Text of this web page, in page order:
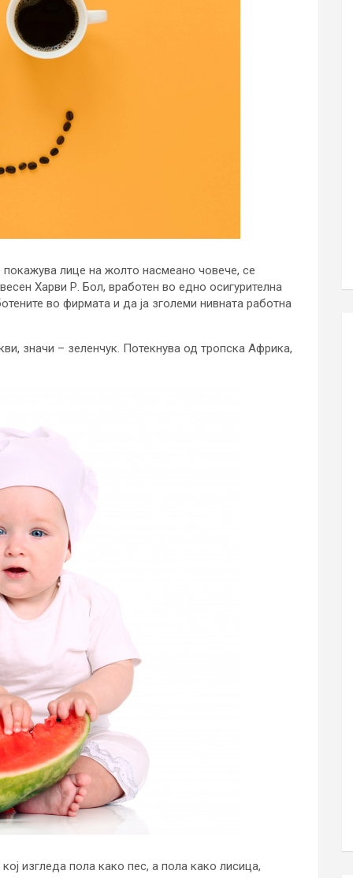
лице на жолто насмеано човече, се
Харви Р. Бол, вработен во едно осигурителна
во фирмата и да ја зголеми нивната работна
значи – зеленчук. Потекнува од тропска Африка,
изгледа пола како пес, а пола како лисица,